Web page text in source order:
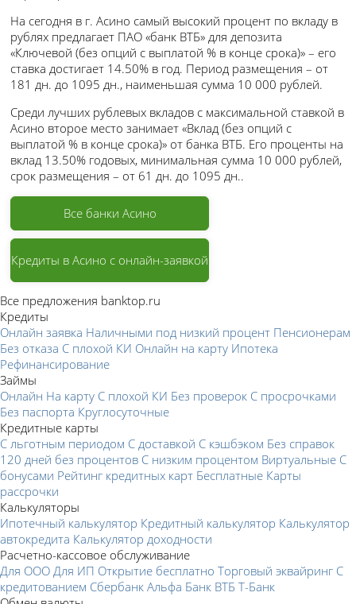
На сегодня в г. Асино самый высокий процент по вкладу в
рублях предлагает ПАО «банк ВТБ» для депозита
«Ключевой (без опций с выплатой % в конце срока)» – его
ставка достигает 14.50% в год. Период размещения – от
181 дн. до 1095 дн., наименьшая сумма 10 000 рублей.
Среди лучших рублевых вкладов с максимальной ставкой в
Асино второе место занимает «Вклад (без опций с
выплатой % в конце срока)» от банка ВТБ. Его проценты на
вклад 13.50% годовых, минимальная сумма 10 000 рублей,
срок размещения – от 61 дн. до 1095 дн..
Все банки Асино
Кредиты в Асино с онлайн-заявкой
Все предложения banktop.ru
Кредиты
Онлайн заявка Наличными под низкий процент Пенсионерам
Без отказа С плохой КИ Онлайн на карту Ипотека
Рефинансирование
Займы
Онлайн На карту С плохой КИ Без проверок С просрочками
Без паспорта Круглосуточные
Кредитные карты
С льготным периодом С доставкой С кэшбэком Без справок
120 дней без процентов С низким процентом Виртуальные С
бонусами Рейтинг кредитных карт Бесплатные Карты
рассрочки
Калькуляторы
Ипотечный калькулятор Кредитный калькулятор Калькулятор
автокредита Калькулятор доходности
Расчетно-кассовое обслуживание
Для ООО Для ИП Открытие бесплатно Торговый эквайринг С
кредитованием Сбербанк Альфа Банк ВТБ Т-Банк